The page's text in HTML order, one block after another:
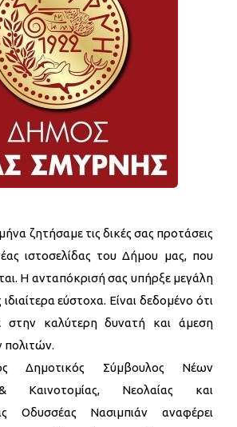
ζητήσαμε τις δικές σας προτάσεις
ιστοσελίδας του Δήμου μας, που
Η ανταπόκρισή σας υπήρξε μεγάλη
εύστοχα. Είναι δεδομένο ότι
στην καλύτερη δυνατή και άμεση
πολιτών.
Δημοτικός Σύμβουλος Νέων
Καινοτομίας, Νεολαίας και
Οδυσσέας Νασιμπιάν αναφέρει